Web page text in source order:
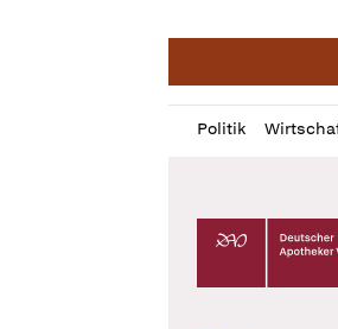
Politik
Profil
öffnen
Daz
Pur
Deutscher